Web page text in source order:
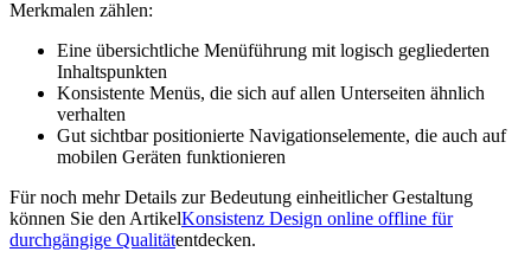
Merkmalen zählen:
Eine übersichtliche Menüführung mit logisch gegliederten
Inhaltspunkten
Konsistente Menüs, die sich auf allen Unterseiten ähnlich
verhalten
Gut sichtbar positionierte Navigationselemente, die auch auf
mobilen Geräten funktionieren
Für noch mehr Details zur Bedeutung einheitlicher Gestaltung
können Sie den ArtikelKonsistenz Design online offline für
durchgängige Qualitätentdecken.